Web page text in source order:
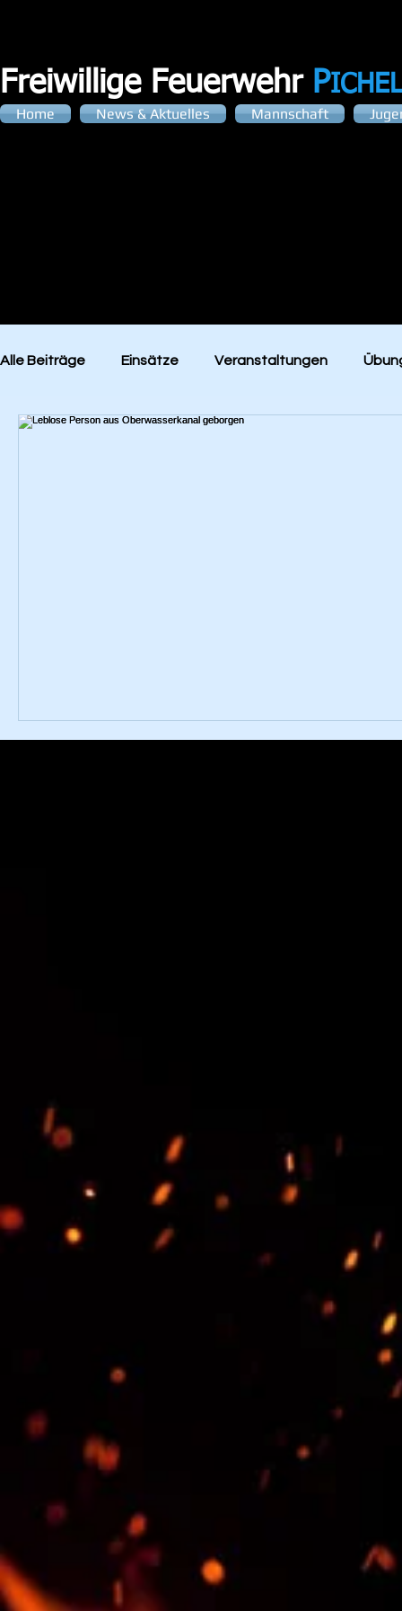
Freiwillige Feuerwehr P
Home News & Aktuelles Mannschaft
Alle Beiträge Einsätze Veranstaltungen